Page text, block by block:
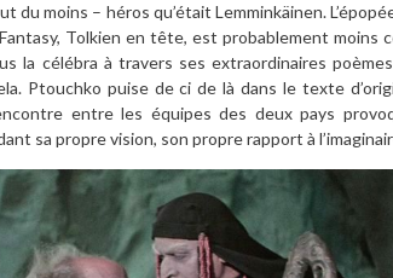
du moins – héros qu’était Lemminkäinen.
Tolkien en tête, est probablement moins
la célébra à travers ses extraordinaires
Ptouchko puise de ci de là dans le texte
entre les équipes des deux pays
sa propre vision, son propre rapport à